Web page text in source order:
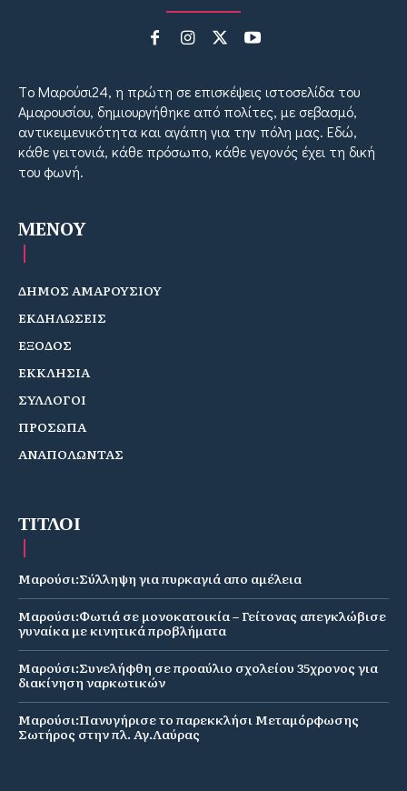
Tο Μαρούσι24, η πρώτη σε επισκέψεις ιστοσελίδα του
Αμαρουσίου, δημιουργήθηκε από πολίτες, με σεβασμό,
αντικειμενικότητα και αγάπη για την πόλη μας. Εδώ,
κάθε γειτονιά, κάθε πρόσωπο, κάθε γεγονός έχει τη δική
του φωνή.
MENOY
ΔΗΜΟΣ ΑΜΑΡΟΥΣΙΟΥ
ΕΚΔΗΛΩΣΕΙΣ
ΕΞΟΔΟΣ
ΕΚΚΛΗΣΙΑ
ΣΥΛΛΟΓΟΙ
ΠΡΟΣΩΠΑ
ΑΝΑΠΟΛΩΝΤΑΣ
ΤΙΤΛΟΙ
Μαρούσι:Σύλληψη για πυρκαγιά απο αμέλεια
Μαρούσι:Φωτιά σε μονοκατοικία – Γείτονας απεγκλώβισε
γυναίκα με κινητικά προβλήματα
Μαρούσι:Συνελήφθη σε προαύλιο σχολείου 35χρονος για
διακίνηση ναρκωτικών
Μαρούσι:Πανυγήρισε το παρεκκλήσι Μεταμόρφωσης
Σωτήρος στην πλ. Αγ.Λαύρας